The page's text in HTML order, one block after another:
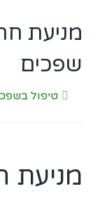
מניעת
שפכים
טיפול
מניעת